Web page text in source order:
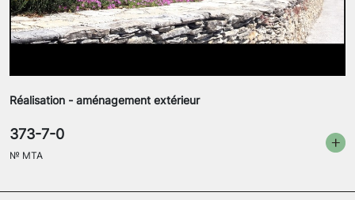
Réalisation - aménagement extérieur
373-7-0
№ MTA